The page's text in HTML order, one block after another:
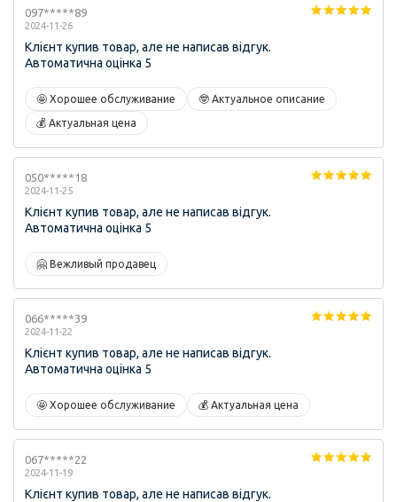
097*****89
2024-11-26
Клієнт купив товар, але не написав відгук.
Автоматична оцінка 5
🤩 Хорошее обслуживание 🤓 Актуальное описание
💰 Актуальная цена
050*****18
2024-11-25
Клієнт купив товар, але не написав відгук.
Автоматична оцінка 5
🤗 Вежливый продавец
066*****39
2024-11-22
Клієнт купив товар, але не написав відгук.
Автоматична оцінка 5
🤩 Хорошее обслуживание 💰 Актуальная цена
067*****22
2024-11-19
Клієнт купив товар, але не написав відгук.